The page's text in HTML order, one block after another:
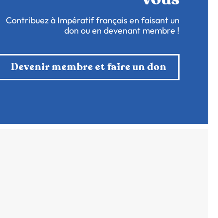
Contribuez à Impératif français en faisant un
don ou en devenant membre !
Devenir membre et faire un don